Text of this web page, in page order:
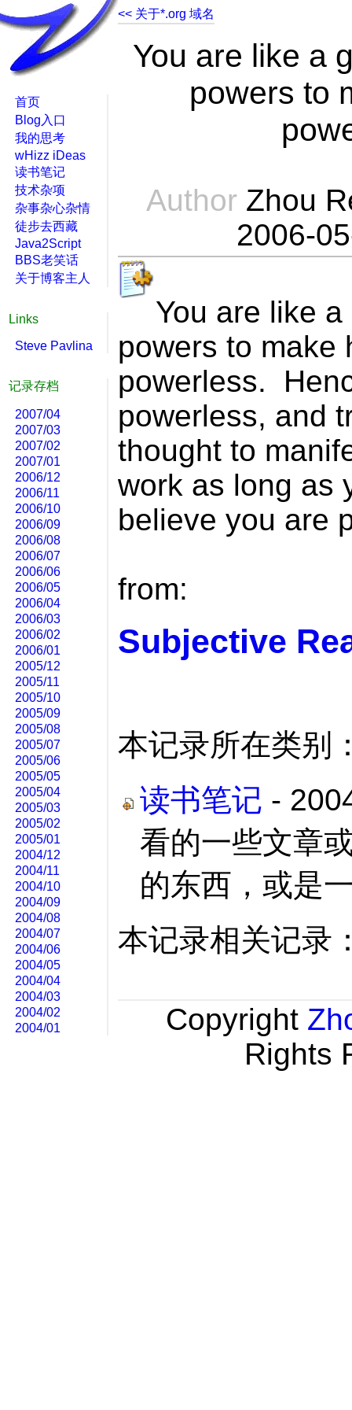
<< 关于*.org 域名
You are like a
powers to
Author Zhou
2006-
You are like
powers to make
powerless.
powerless, and
thought to
work as long as
believe you are
from:
Subjective
本记录所在类别
读书笔记 -
看的一些文章
的东西，或是
本记录相关记录
Copyright
Rights
首页
Blog入口
我的思考
wHizz iDeas
读书笔记
技术杂项
杂事杂心杂情
徒步去西藏
Java2Script
BBS老笑话
关于博客主人
Links
Steve Pavlina
记录存档
2007/04
2007/03
2007/02
2007/01
2006/12
2006/11
2006/10
2006/09
2006/08
2006/07
2006/06
2006/05
2006/04
2006/03
2006/02
2006/01
2005/12
2005/11
2005/10
2005/09
2005/08
2005/07
2005/06
2005/05
2005/04
2005/03
2005/02
2005/01
2004/12
2004/11
2004/10
2004/09
2004/08
2004/07
2004/06
2004/05
2004/04
2004/03
2004/02
2004/01